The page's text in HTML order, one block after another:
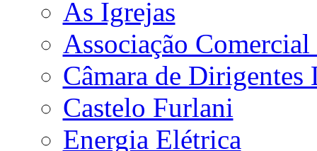
As Igrejas
Associação
Câmara de Dirigentes
Castelo Furlani
Energia Elétrica